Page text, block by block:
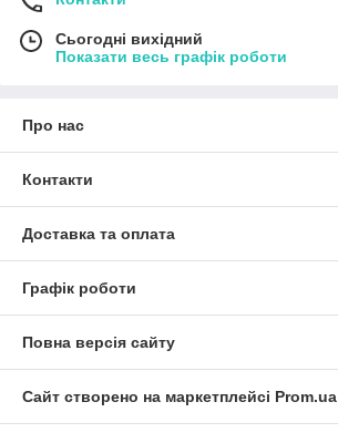
Сьогодні вихідний
Показати весь графік роботи
Про нас
Контакти
Доставка та оплата
Графік роботи
Повна версія сайту
Сайт створено на маркетплейсі Prom.ua